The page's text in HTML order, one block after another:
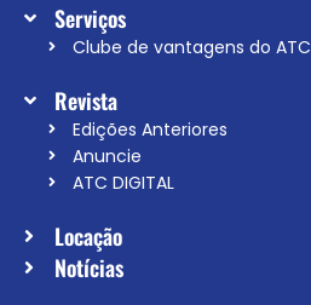
Serviços
Clube de vantagens do ATC
Revista
Edições Anteriores
Anuncie
ATC DIGITAL
Locação
Notícias